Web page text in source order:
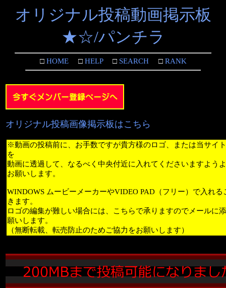
オリジナル投稿動画掲示板
★☆/パンチラ
□HOME□HELP□SEARCH□RANK
オリジナル投稿画像掲示板はこちら
※動画の投稿前に、お手数ですが貴方様のロゴ、または当サイ
を
動画に透過して、なるべく中央付近に入れてくださいますよう
お願いします。
WINDOWS ムービーメーカーやVIDEO PAD（フリー）で入れる
きます。
ロゴの編集が難しい場合には、こちらで承りますのでメールに
願いします。
（無断転載、転売防止のためご協力をお願いします）